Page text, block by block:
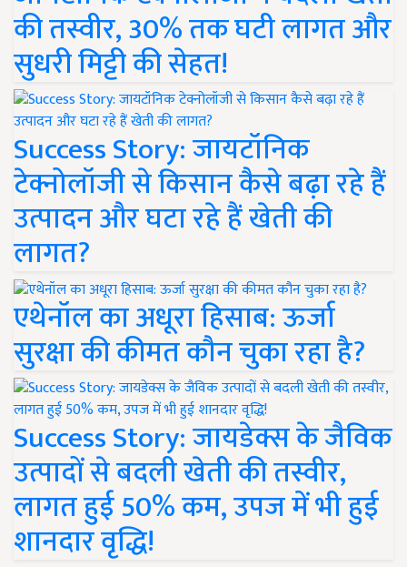
की तस्वीर, 30% तक घटी लागत और
सुधरी मिट्टी की सेहत!
Success Story: जायटॉनिक
टेक्नोलॉजी से किसान कैसे बढ़ा रहे हैं
उत्पादन और घटा रहे हैं खेती की
लागत?
एथेनॉल का अधूरा हिसाब: ऊर्जा
सुरक्षा की कीमत कौन चुका रहा है?
Success Story: जायडेक्स के जैविक
उत्पादों से बदली खेती की तस्वीर,
लागत हुई 50% कम, उपज में भी हुई
शानदार वृद्धि!